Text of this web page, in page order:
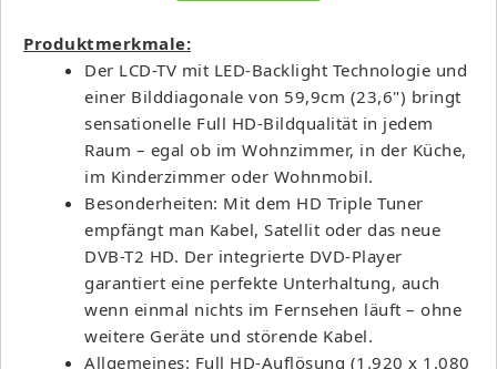
Produktmerkmale:
Der LCD-TV mit LED-Backlight Technologie und
einer Bilddiagonale von 59,9cm (23,6") bringt
sensationelle Full HD-Bildqualität in jedem
Raum – egal ob im Wohnzimmer, in der Küche,
im Kinderzimmer oder Wohnmobil.
Besonderheiten: Mit dem HD Triple Tuner
empfängt man Kabel, Satellit oder das neue
DVB-T2 HD. Der integrierte DVD-Player
garantiert eine perfekte Unterhaltung, auch
wenn einmal nichts im Fernsehen läuft – ohne
weitere Geräte und störende Kabel.
Allgemeines: Full HD-Auflösung (1.920 x 1.080